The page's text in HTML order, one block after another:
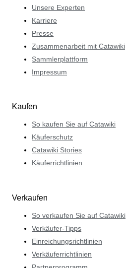
Unsere Experten
Karriere
Presse
Zusammenarbeit mit Catawiki
Sammlerplattform
Impressum
Kaufen
So kaufen Sie auf Catawiki
Käuferschutz
Catawiki Stories
Käuferrichtlinien
Verkaufen
So verkaufen Sie auf Catawiki
Verkäufer-Tipps
Einreichungsrichtlinien
Verkäuferrichtlinien